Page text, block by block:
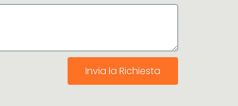
Invia la Richiesta